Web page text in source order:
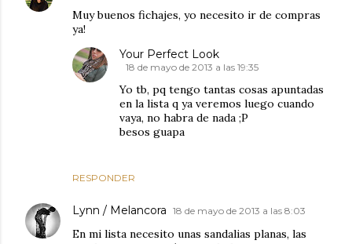
Muy buenos fichajes, yo necesito ir de compras
ya!
RESPONDER
Your Perfect Look
18 de mayo de 2013 a las 19:35
Yo tb, pq tengo tantas cosas apuntadas
en la lista q ya veremos luego cuando
vaya, no habra de nada ;P
besos guapa
Lynn / Melancora 18 de mayo de 2013 a las 8:03
En mi lista necesito unas sandalias planas, las